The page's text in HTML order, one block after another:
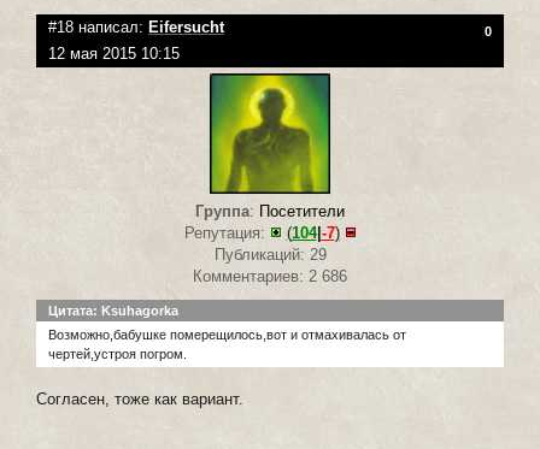
#18 написал: Eifersucht 0
12 мая 2015 10:15
Группа: Посетители
Репутация:
(104| -7)
Публикаций: 29
Комментариев: 2 686
Цитата: Ksuhagorka
Возможно,бабушке померещилось,вот и отмахивалась от
чертей,устроя погром.
Согласен, тоже как вариант.